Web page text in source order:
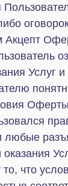
на основании
Пользователя
в Оферте,
и
в Договоре.
Договора) и/
или ее условия.
и средства
на Сайте и/или
с
элементы